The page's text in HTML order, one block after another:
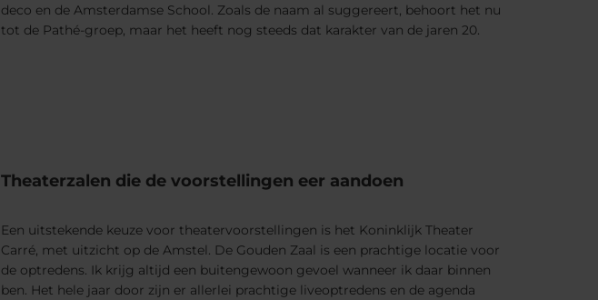
deco en de Amsterdamse School. Zoals de naam al suggereert, behoort het nu
tot de Pathé-groep, maar het heeft nog steeds dat karakter van de jaren 20.
Theaterzalen die de voorstellingen eer aandoen
Een uitstekende keuze voor theatervoorstellingen is het Koninklijk Theater
Carré, met uitzicht op de Amstel. De Gouden Zaal is een prachtige locatie voor
de optredens. Ik krijg altijd een buitengewoon gevoel wanneer ik daar binnen
ben. Het hele jaar door zijn er allerlei prachtige liveoptredens en de agenda